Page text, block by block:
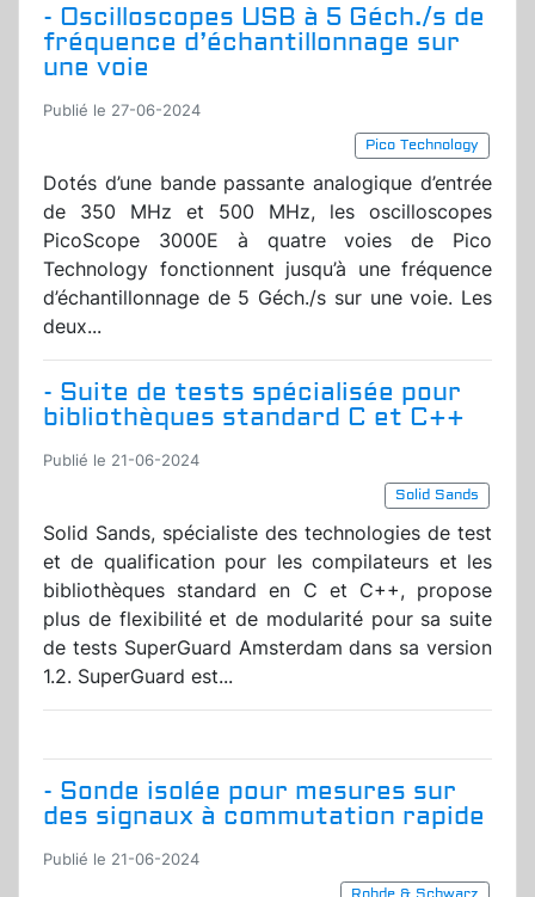
- Oscilloscopes USB à 5 Géch./s de
fréquence d’échantillonnage sur
une voie
Publié le 27-06-2024
Pico Technology
Dotés d’une bande passante analogique d’entrée
de 350 MHz et 500 MHz, les oscilloscopes
PicoScope 3000E à quatre voies de Pico
Technology fonctionnent jusqu’à une fréquence
d’échantillonnage de 5 Géch./s sur une voie. Les
deux...
- Suite de tests spécialisée pour
bibliothèques standard C et C++
Publié le 21-06-2024
Solid Sands
Solid Sands, spécialiste des technologies de test
et de qualification pour les compilateurs et les
bibliothèques standard en C et C++, propose
plus de flexibilité et de modularité pour sa suite
de tests SuperGuard Amsterdam dans sa version
1.2. SuperGuard est...
- Sonde isolée pour mesures sur
des signaux à commutation rapide
Publié le 21-06-2024